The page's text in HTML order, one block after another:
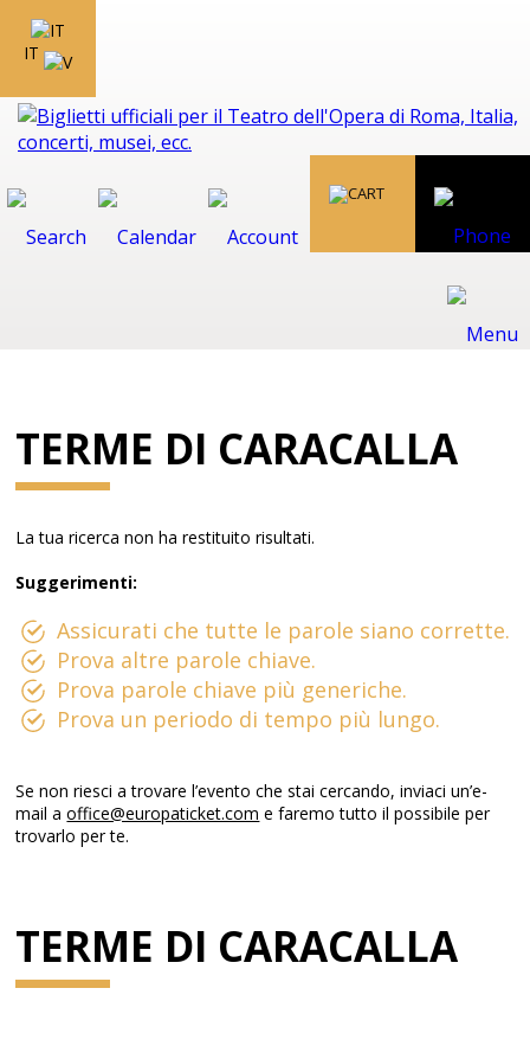
IT
TERME DI CARACALLA
La tua ricerca non ha restituito risultati.
Suggerimenti:
Assicurati che tutte le parole siano corrette.
Prova altre parole chiave.
Prova parole chiave più generiche.
Prova un periodo di tempo più lungo.
Se non riesci a trovare l’evento che stai cercando, inviaci un’e-
mail aoffice@europaticket.com e faremo tutto il possibile per
trovarlo per te.
TERME DI CARACALLA